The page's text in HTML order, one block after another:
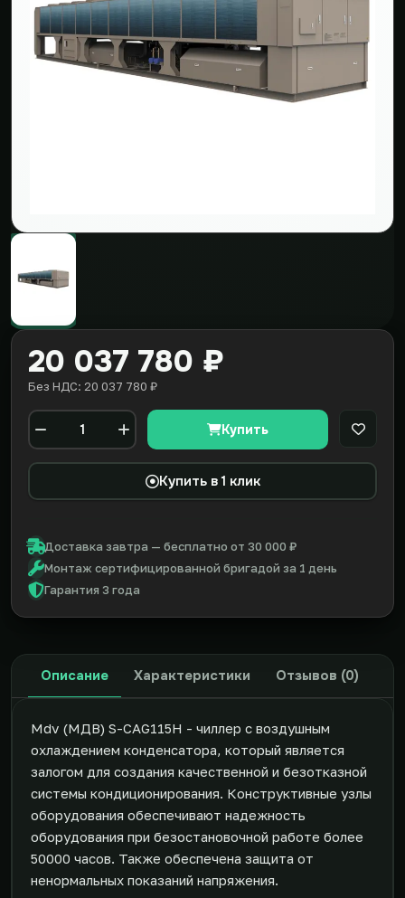
20 037 780 ₽
Без НДС: 20 037 780 ₽
Количество
Купить В
Купить в 1 клик
Доставка завтра — бесплатно от 30 000 ₽
Монтаж сертифицированной бригадой за 1 день
Гарантия 3 года
Описание Характеристики Отзывов (0)
Mdv (МДВ) S-CAG115H - чиллер с воздушным
охлаждением конденсатора, который является
залогом для создания качественной и безотказной
системы кондиционирования. Конструктивные узлы
оборудования обеспечивают надежность
оборудования при безостановочной работе более
50000 часов. Также обеспечена защита от
ненормальных показаний напряжения.